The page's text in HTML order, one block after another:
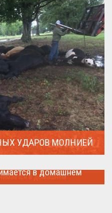
УДАРОВ МОЛНИЕЙ
в домашнем